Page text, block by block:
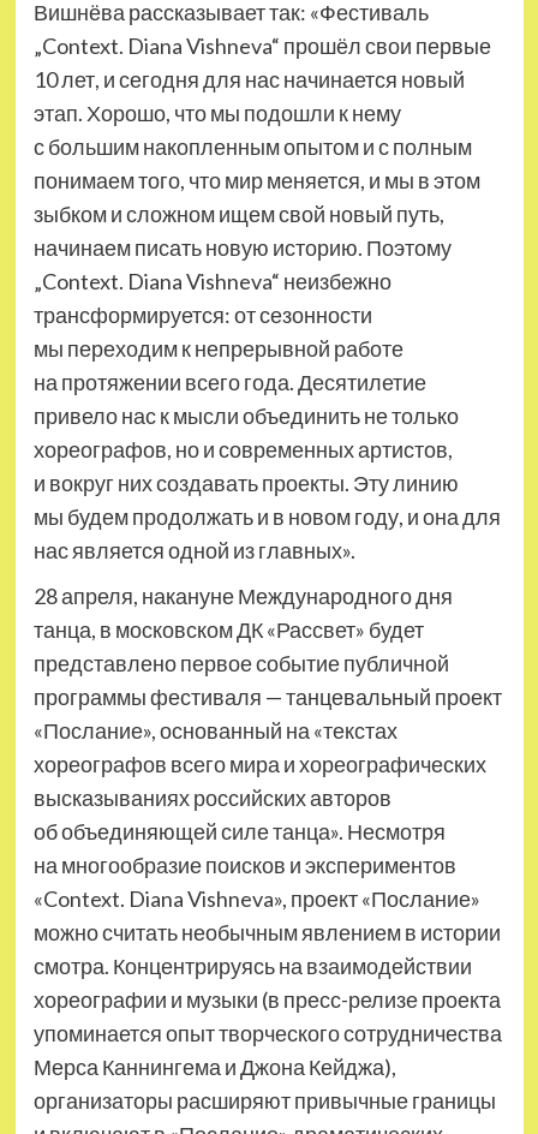
Вишнёва рассказывает так: «Фестиваль
„Context. Diana Vishneva“ прошёл свои первые
10 лет, и сегодня для нас начинается новый
этап. Хорошо, что мы подошли к нему
с большим накопленным опытом и с полным
понимаем того, что мир меняется, и мы в этом
зыбком и сложном ищем свой новый путь,
начинаем писать новую историю. Поэтому
„Context. Diana Vishneva“ неизбежно
трансформируется: от сезонности
мы переходим к непрерывной работе
на протяжении всего года. Десятилетие
привело нас к мысли объединить не только
хореографов, но и современных артистов,
и вокруг них создавать проекты. Эту линию
мы будем продолжать и в новом году, и она для
нас является одной из главных».
28 апреля, накануне Международного дня
танца, в московском ДК «Рассвет» будет
представлено первое событие публичной
программы фестиваля — танцевальный проект
«Послание», основанный на «текстах
хореографов всего мира и хореографических
высказываниях российских авторов
об объединяющей силе танца». Несмотря
на многообразие поисков и экспериментов
«Context. Diana Vishneva», проект «Послание»
можно считать необычным явлением в истории
смотра. Концентрируясь на взаимодействии
хореографии и музыки (в пресс-релизе проекта
упоминается опыт творческого сотрудничества
Мерса Каннингема и Джона Кейджа),
организаторы расширяют привычные границы